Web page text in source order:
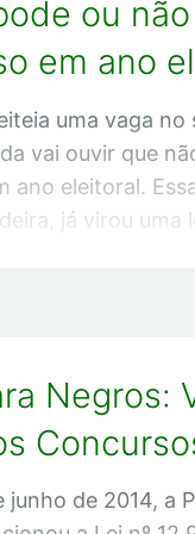
cadastro de
reserva na
os aprovados em
ou
em ano
uma vaga no
vai ouvir que
ano eleitoral.
já virou uma
Lei 9504/97, há
e isso
Negros:
junho de 2014, a